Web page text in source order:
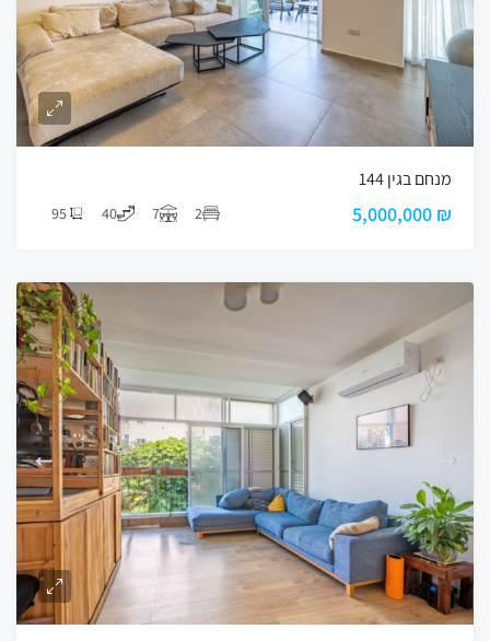
מנחם בגין 144
₪ 5,000,000
2
7
40
95